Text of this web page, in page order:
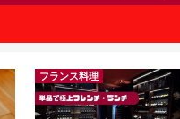
フランス料理